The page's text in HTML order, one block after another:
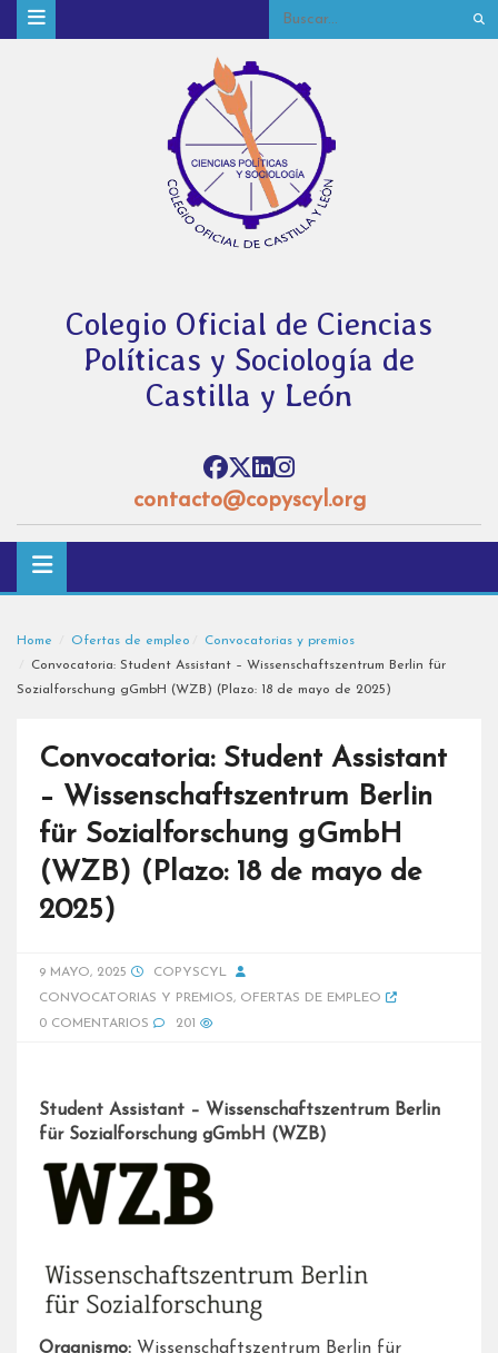
Colegio Oficial de Ciencias
Políticas y Sociología de
Castilla y León
contacto@copyscyl.org
Home Ofertas de empleo
Convocatorias y premios
Convocatoria: Student Assistant – Wissenschaftszentrum Berlin für
Sozialforschung gGmbH (WZB) (Plazo: 18 de mayo de 2025)
Convocatoria: Student Assistant
– Wissenschaftszentrum Berlin
für Sozialforschung gGmbH
(WZB) (Plazo: 18 de mayo de
2025)
9 MAYO, 2025
COPYSCYL
CONVOCATORIAS Y PREMIOS, OFERTAS DE EMPLEO
0 COMENTARIOS
201
Student Assistant – Wissenschaftszentrum Berlin
für Sozialforschung gGmbH (WZB)
Organismo: Wissenschaftszentrum Berlin für